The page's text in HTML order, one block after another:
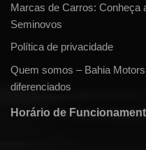
Marcas de Carros: Conheça
Seminovos
Política de privacidade
Quem somos – Bahia
diferenciados
Horário de